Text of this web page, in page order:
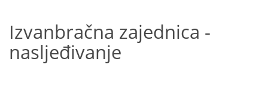
Izvanbračna zajednica -
nasljeđivanje